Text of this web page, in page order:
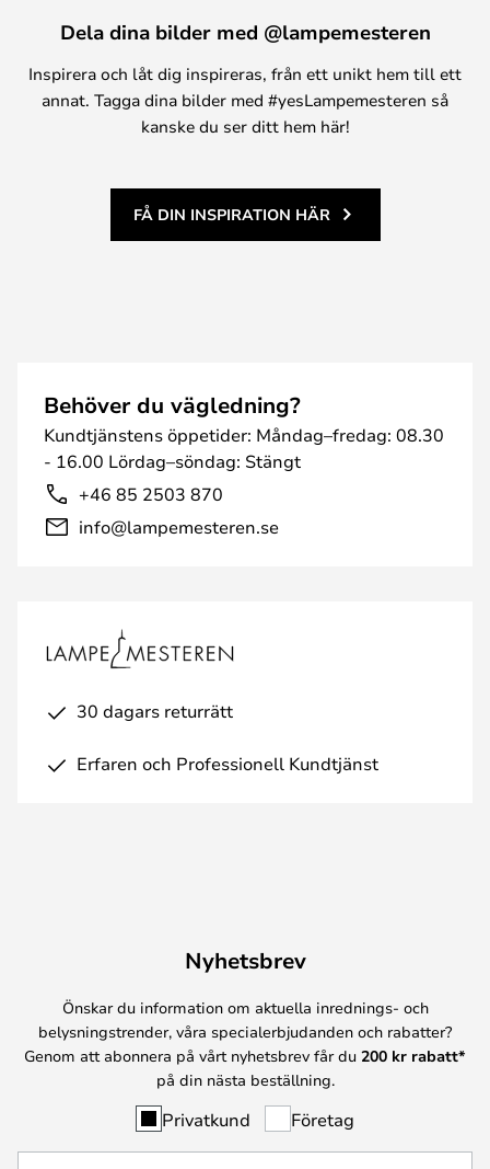
Dela dina bilder med @lampemesteren
Inspirera och låt dig inspireras, från ett unikt hem till ett
annat. Tagga dina bilder med #yesLampemesteren så
kanske du ser ditt hem här!
FÅ DIN INSPIRATION HÄR
Behöver du vägledning?
Kundtjänstens öppetider: Måndag–fredag: 08.30
- 16.00 Lördag–söndag: Stängt
+46 85 2503 870
info@lampemesteren.se
30 dagars returrätt
Erfaren och Professionell Kundtjänst
Nyhetsbrev
Önskar du information om aktuella inrednings- och
belysningstrender, våra specialerbjudanden och rabatter?
Genom att abonnera på vårt nyhetsbrev får du 200 kr rabatt*
på din nästa beställning.
Privatkund Företag